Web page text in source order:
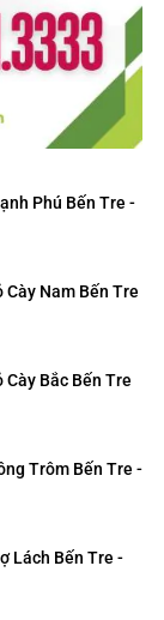
Phú Bến Tre -
Nam Bến Tre
Bắc Bến Tre
Trôm Bến Tre -
Lách Bến Tre -